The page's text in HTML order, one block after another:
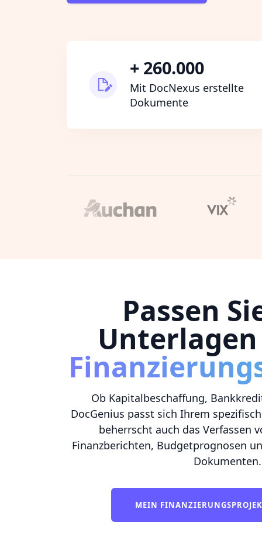
+ 260.000
Mit DocNexus erstellte
Dokumente
Passen
Ob Kapitalbeschaffung,
DocGenius passt sich Ihrem
beherrscht auch das Verfassen
Finanzberichten, Budgetprognosen
Dokumenten.
MEIN